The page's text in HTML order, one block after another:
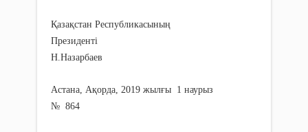
Қазақстан Республикасының
Президенті
Н.Назарбаев
Астана, Ақорда, 2019 жылғы 1 наурыз
№ 864